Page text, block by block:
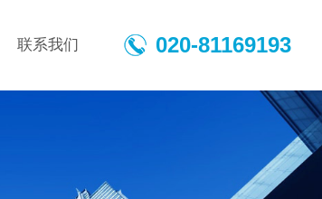
联系我们 020-81169193